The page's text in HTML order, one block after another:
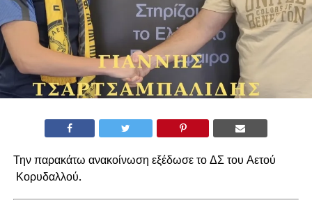
Την παρακάτω ανακοίνωση εξέδωσε το ΔΣ του Αετού
Κορυδαλλού.